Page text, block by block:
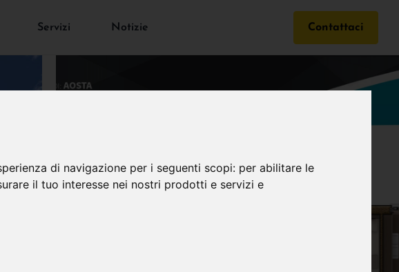
di navigazione per i seguenti scopi: per abilitare le
il tuo interesse nei nostri prodotti e servizi e
Servizi Notizie Contattaci